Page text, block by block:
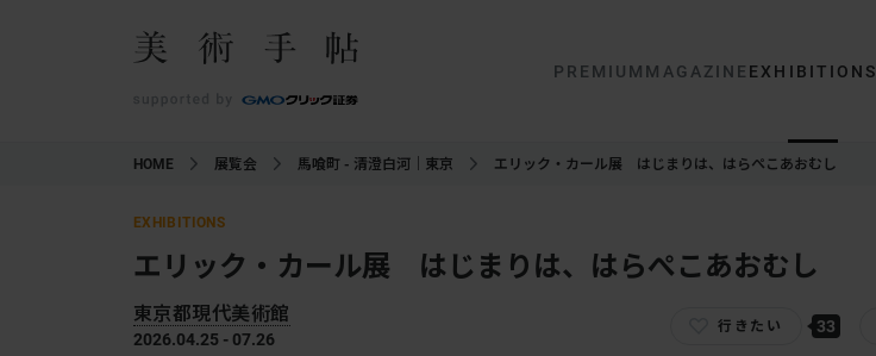
PREMIUM MAGAZINE EXHIBITIONS
HOME 展覧会 馬喰町 - 清澄白河｜東京 エリック・カール展 はじまりは、はらぺこあおむし
EXHIBITIONS
エリック・カール展 はじまりは、はらぺこあおむし
東京都現代美術館
2026.04.25 - 07.26
行きたい 33